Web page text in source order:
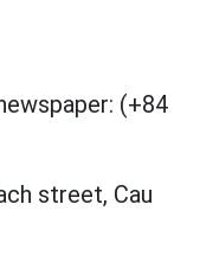
(+84
street, Cau